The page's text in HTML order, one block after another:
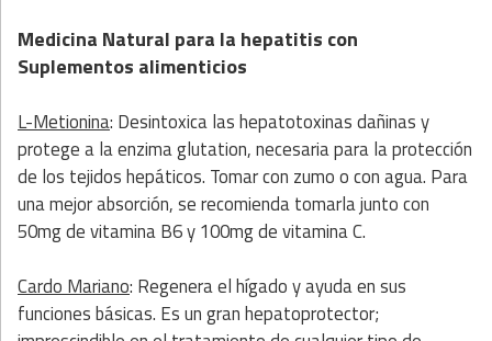
Medicina Natural para la hepatitis con
Suplementos alimenticios
L-Metionina: Desintoxica las hepatotoxinas dañinas y
protege a la enzima glutation, necesaria para la protección
de los tejidos hepáticos. Tomar con zumo o con agua. Para
una mejor absorción, se recomienda tomarla junto con
50mg de vitamina B6 y 100mg de vitamina C.
Cardo Mariano: Regenera el hígado y ayuda en sus
funciones básicas. Es un gran hepatoprotector;